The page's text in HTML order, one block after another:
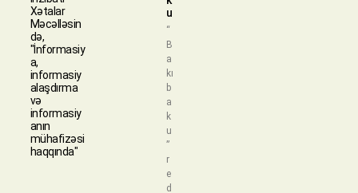
Xətalar
Məcəlləsin
də,
"İnformasiy
a,
informasiy
alaşdırma
və
informasiy
anın
mühafizəsi
haqqında"
u
“
B
a
kı
b
a
k
u
”
r
e
d